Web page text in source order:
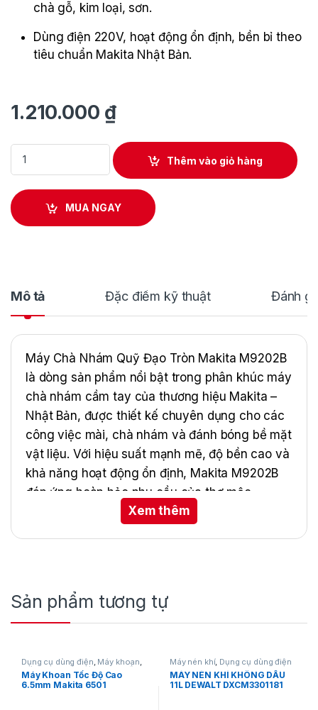
chà gỗ, kim loại, sơn.
Dùng điện 220V, hoạt động ổn định, bền bỉ theo
tiêu chuẩn Makita Nhật Bản.
1.210.000 ₫
Máy Chà Nhám Quỹ Đạo Tròn Makita M9202B quantity
Thêm vào giỏ hàng
MUA NGAY
Mô tả Đặc điểm kỹ thuật Đánh
Máy Chà Nhám Quỹ Đạo Tròn Makita M9202B
là dòng sản phẩm nổi bật trong phân khúc máy
chà nhám cầm tay của thương hiệu Makita –
Nhật Bản, được thiết kế chuyên dụng cho các
công việc mài, chà nhám và đánh bóng bề mặt
vật liệu. Với hiệu suất mạnh mẽ, độ bền cao và
khả năng hoạt động ổn định, Makita M9202B
đáp ứng hoàn hảo nhu cầu của thợ mộc
chuyên nghiệp, thợ sơn cũng như người dùng
định trên nhiều bề mặt khác nhau như gỗ, kim
loại, nhựa hoặc sơn. Tốc độ quay quỹ đạo lên
bề mặt, mang lại độ mịn hoàn hảo và tiết kiệm
thời gian đáng kể. Nhờ cơ chế chuyển động
Xem thêm
Sản phẩm tương tự
Dụng cụ dùng điện Máy khoan
Máy khoan gỗ Máy khoan sắt
Máy Khoan Tốc Độ Cao
6.5mm Makita 6501
Máy nén khí, Dụng cụ dùng điện
MÁY NÉN KHÍ KHÔNG DẦU
11L DEWALT DXCM3301181